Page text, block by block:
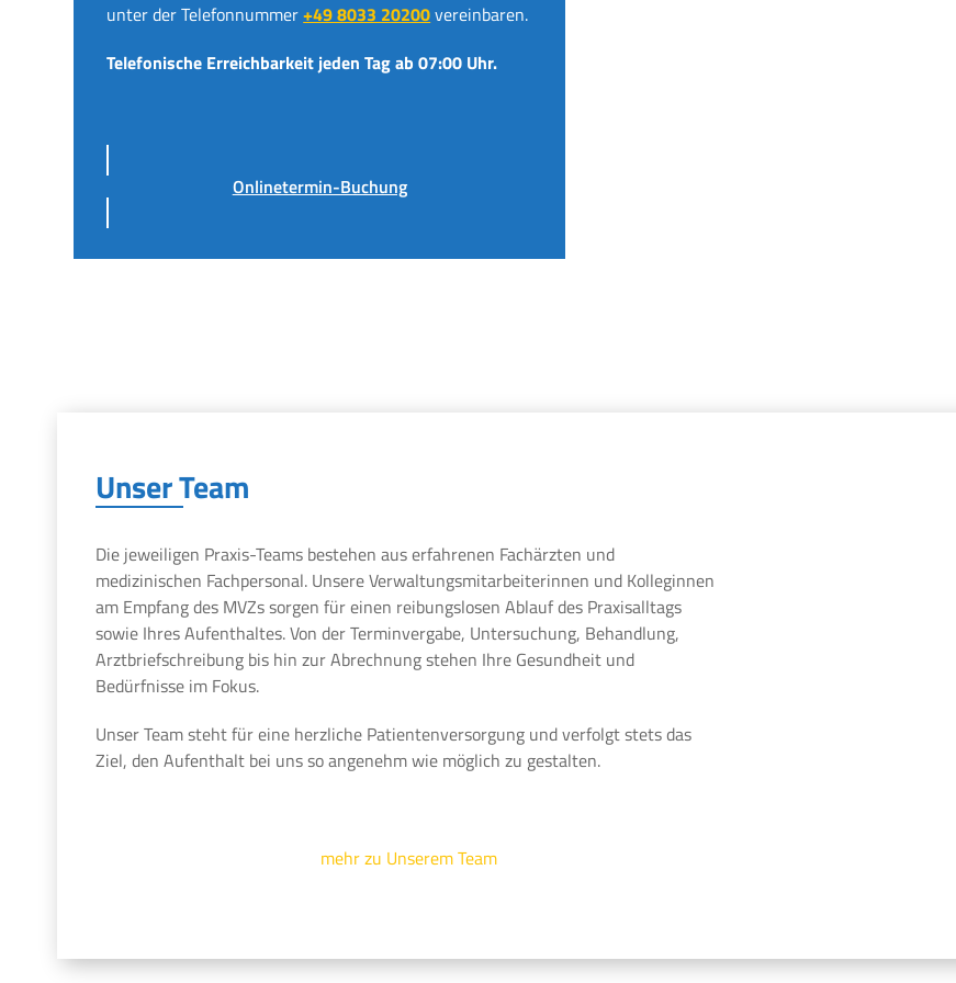
unter der Telefonnummer+49 8033 20200vereinbaren.
Telefonische Erreichbarkeit jeden Tag ab 07:00 Uhr.
Onlinetermin-Buchung
Unser Team
Die jeweiligen Praxis-Teams bestehen aus erfahrenen Fachärzten und
medizinischen Fachpersonal. Unsere Verwaltungsmitarbeiterinnen und Kolleginnen
am Empfang des MVZs sorgen für einen reibungslosen Ablauf des Praxisalltags
sowie Ihres Aufenthaltes. Von der Terminvergabe, Untersuchung, Behandlung,
Arztbriefschreibung bis hin zur Abrechnung stehen Ihre Gesundheit und
Bedürfnisse im Fokus.
Unser Team steht für eine herzliche Patientenversorgung und verfolgt stets das
Ziel, den Aufenthalt bei uns so angenehm wie möglich zu gestalten.
mehr zu Unserem Team